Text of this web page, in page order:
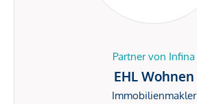
Partner von Infina
EHL Wohnen
Immobilienmakler